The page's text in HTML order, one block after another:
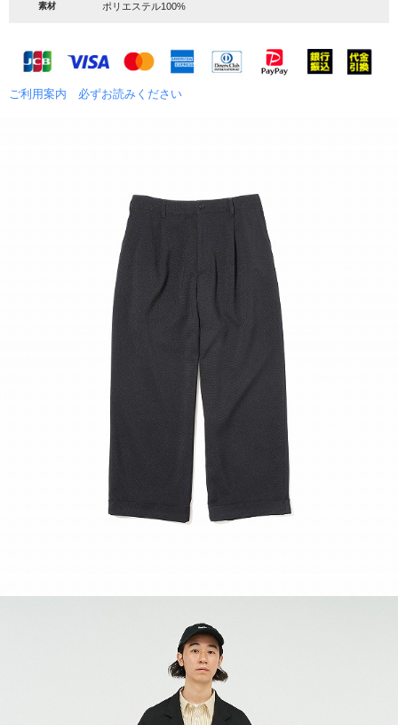
素材 ポリエステル100%
ご利用案内 必ずお読みください